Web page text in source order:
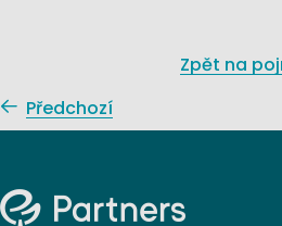
Zpět na
Předchozí